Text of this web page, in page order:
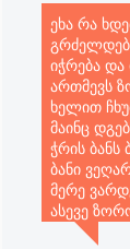
ეხა რა
იჭრება და
ართმევს
ხელით
მაინც
ჭრის
ბანი
მერე
ასევე